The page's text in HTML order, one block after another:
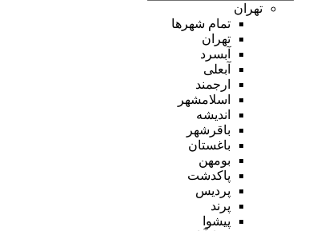
تهران
تمام شهر‌ها
تهران
آبسرد
آبعلی
ارجمند
اسلامشهر
اندیشه
باقرشهر
باغستان
بومهن
پاکدشت
پردیس
پرند
پیشوا